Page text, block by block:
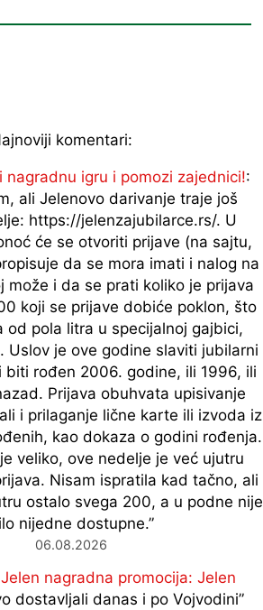
komentari:
nagradnu igru i pomozi zajednici!:
ali Jelenovo darivanje traje još
https://jelenzajubilarce.rs/. U
će se otvoriti prijave (na sajtu,
da se mora imati i nalog na
može i da se prati koliko je prijava
koji se prijave dobiće poklon, što
od pola litra u specijalnoj gajbici,
Uslov je ove godine slaviti jubilarni
biti rođen 2006. godine, ili 1996, ili
Prijava obuhvata upisivanje
i prilaganje lične karte ili izvoda iz
kao dokaza o godini rođenja.
veliko, ove nedelje je već ujutru
Nisam ispratila kad tačno, ali
ostalo svega 200, a u podne nije
nijedne dostupne.”
06.08.2026
Jelen nagradna promocija: Jelen
dostavljali danas i po Vojvodini”